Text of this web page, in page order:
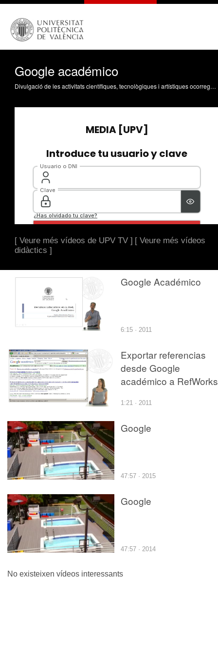
Google académico
Divulgació de les activitats científiques, tecnològiques i artístiques ocorregudes en els tres campus de la UPV
[ Veure més vídeos de UPV TV ] [ Veure més vídeos
didàctics ]
Google Académico
6:15 · 2011
Exportar referencias
desde Google
académico a RefWorks
1:21 · 2011
Google
47:57 · 2015
Google
47:57 · 2014
No existeixen vídeos interessants